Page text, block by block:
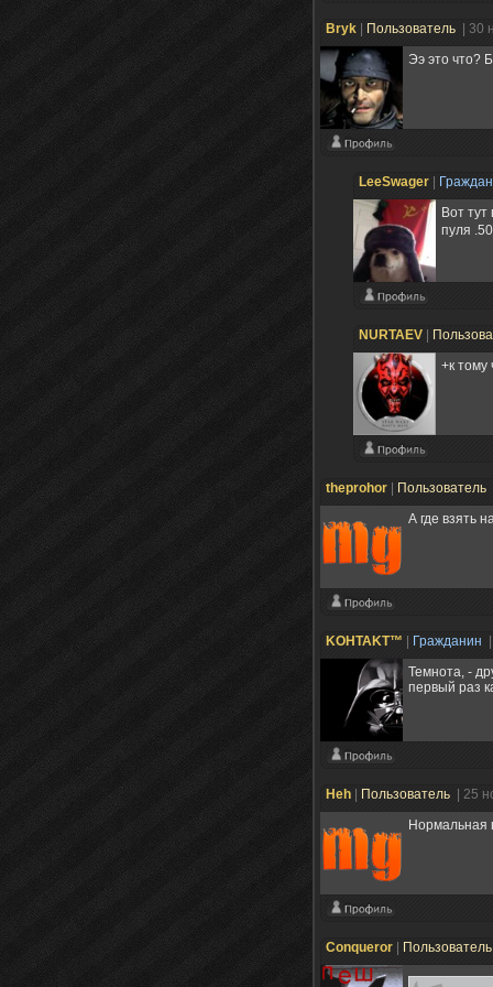
Bryk Пользователь
| 30
Ээ это что?
LeeSwager
Вот
пуля
NURTAEV
+к
theprohor Пользователь
А где взять
KOHTAKT™ Гражданин
Темнота, -
первый раз
Heh Пользователь
| 25
Нормальная
Conqueror